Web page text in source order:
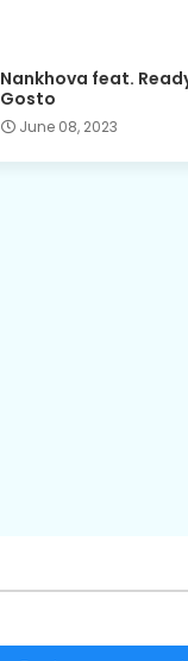
Nankhova feat.
Gosto
June 08, 2023